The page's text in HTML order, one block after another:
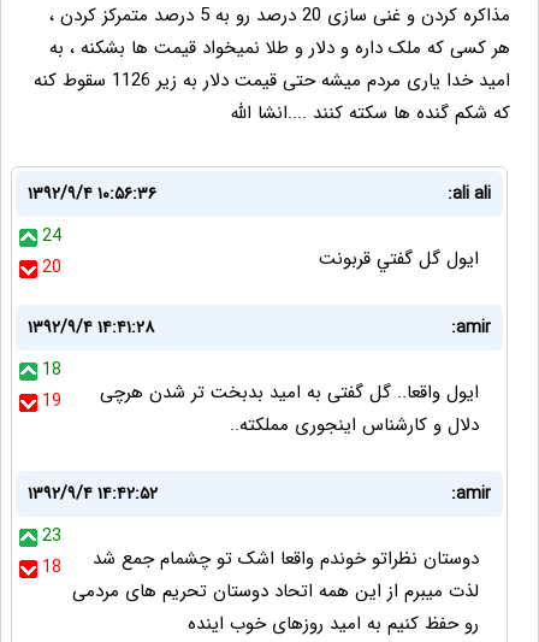
مذاکره کردن و غنی سازی 20 درصد رو به 5 درصد متمرکز کردن ،
هر کسی که ملک داره و دلار و طلا نمیخواد قیمت ها بشکنه ، به
امید خدا یاری مردم میشه حتی قیمت دلار به زیر 1126 سقوط کنه
که شکم گنده ها سکته کنند ....انشا الله
ali ali:
۱۳۹۲/۹/۴ ۱۰:۵۶:۳۶
24
20
ايول گل گفتي قربونت
amir:
۱۳۹۲/۹/۴ ۱۴:۴۱:۲۸
18
19
ایول واقعا.. گل گفتی به امید بدبخت تر شدن هرچی
دلال و کارشناس اینجوری مملکته..
amir:
۱۳۹۲/۹/۴ ۱۴:۴۲:۵۲
23
18
دوستان نظراتو خوندم واقعا اشک تو چشمام جمع شد
لذت میبرم از این همه اتحاد دوستان تحریم های مردمی
رو حفظ کنیم به امید روزهای خوب اینده